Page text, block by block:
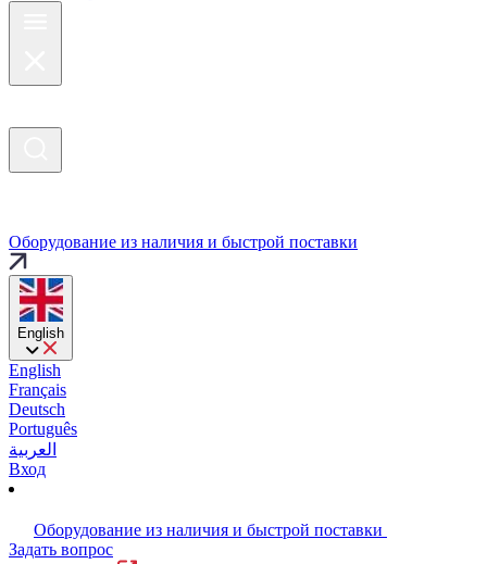
Оборудование из наличия и быстрой поставки
English
English
Français
Deutsch
Português
العربية
Вход
Оборудование из наличия и быстрой поставки
Задать вопрос